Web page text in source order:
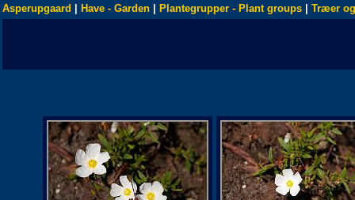
Asperupgaard Have - Garden Plantegrupper - Plant groups Træer